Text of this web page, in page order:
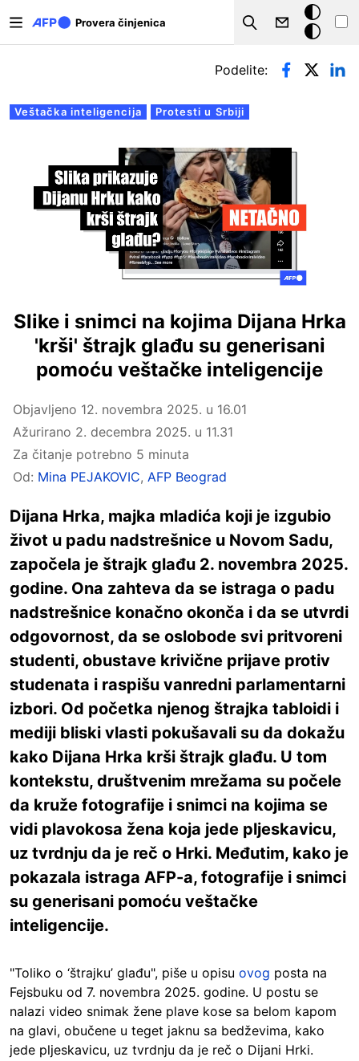
Provera činjenica
Search
Tamna
pozadina
Примарни табови
Veštačka inteligencija Protesti u Srbiji
Podelite:
Slike i snimci na kojima Dijana Hrka
'krši' štrajk glađu su generisani
pomoću veštačke inteligencije
Objavljeno 12. novembra 2025. u 16.01
Ažurirano 2. decembra 2025. u 11.31
Za čitanje potrebno 5 minuta
Od: Mina PEJAKOVIC, AFP Beograd
Dijana Hrka, majka mladića koji je izgubio
život u padu nadstrešnice u Novom Sadu,
započela je štrajk glađu 2. novembra 2025.
godine. Ona zahteva da se istraga o padu
nadstrešnice konačno okonča i da se utvrdi
odgovornost, da se oslobode svi pritvoreni
studenti, obustave krivične prijave protiv
studenata i raspišu vanredni parlamentarni
izbori. Od početka njenog štrajka tabloidi i
mediji bliski vlasti pokušavali su da dokažu
kako Dijana Hrka krši štrajk glađu. U tom
kontekstu, društvenim mrežama su počele
da kruže fotografije i snimci na kojima se
vidi plavokosa žena koja jede pljeskavicu,
uz tvrdnju da je reč o Hrki. Međutim, kako je
pokazala istraga AFP-a, fotografije i snimci
su generisani pomoću veštačke
inteligencije.
"Toliko o ‘štrajku’ glađu", piše u opisu ovog posta na
Fejsbuku od 7. novembra 2025. godine. U postu se
nalazi video snimak žene plave kose sa belom kapom
na glavi, obučene u teget jaknu sa bedževima, kako
jede pljeskavicu, uz tvrdnju da je reč o Dijani Hrki.